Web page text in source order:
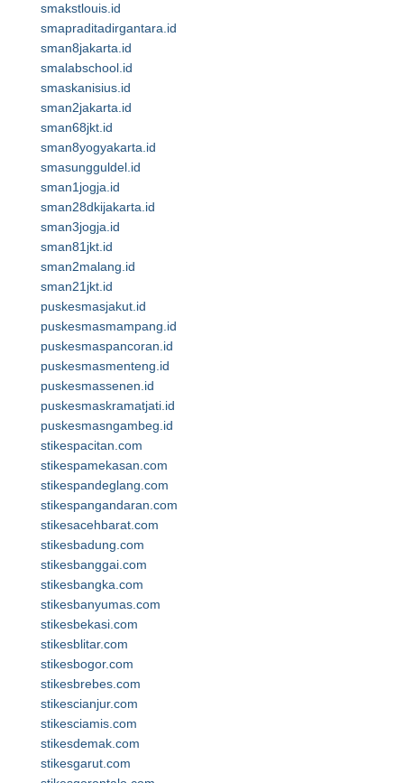
smakstlouis.id
smapraditadirgantara.id
sman8jakarta.id
smalabschool.id
smaskanisius.id
sman2jakarta.id
sman68jkt.id
sman8yogyakarta.id
smasungguldel.id
sman1jogja.id
sman28dkijakarta.id
sman3jogja.id
sman81jkt.id
sman2malang.id
sman21jkt.id
puskesmasjakut.id
puskesmasmampang.id
puskesmaspancoran.id
puskesmasmenteng.id
puskesmassenen.id
puskesmaskramatjati.id
puskesmasngambeg.id
stikespacitan.com
stikespamekasan.com
stikespandeglang.com
stikespangandaran.com
stikesacehbarat.com
stikesbadung.com
stikesbanggai.com
stikesbangka.com
stikesbanyumas.com
stikesbekasi.com
stikesblitar.com
stikesbogor.com
stikesbrebes.com
stikescianjur.com
stikesciamis.com
stikesdemak.com
stikesgarut.com